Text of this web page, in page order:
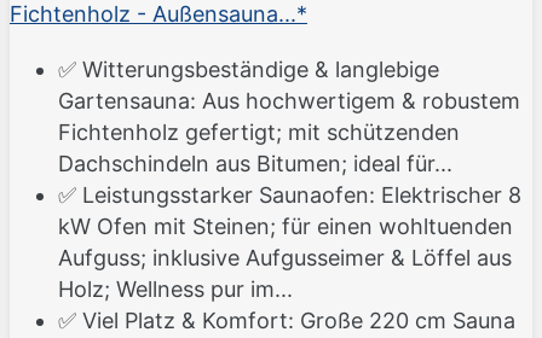
Fichtenholz - Außensauna...*
✅ Witterungsbeständige & langlebige
Gartensauna: Aus hochwertigem & robustem
Fichtenholz gefertigt; mit schützenden
Dachschindeln aus Bitumen; ideal für...
✅ Leistungsstarker Saunaofen: Elektrischer 8
kW Ofen mit Steinen; für einen wohltuenden
Aufguss; inklusive Aufgusseimer & Löffel aus
Holz; Wellness pur im...
✅ Viel Platz & Komfort: Große 220 cm Sauna